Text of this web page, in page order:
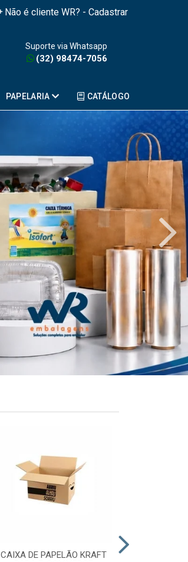
Não é cliente WR? - Cadastrar
Suporte via Whatsapp
(32) 98474-7056
PAPELARIA CATÁLOGO
CAIXA DE PAPELÃO KRAFT